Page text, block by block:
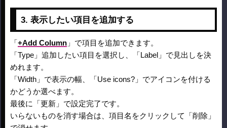
3. 表示したい項目を追加する
「+Add Column 」で項目を追加できます。
「Type」追加したい項目を選択し、「Label」で見出しを決
めれます。
「Width」で表示の幅、「Use icons?」でアイコンを付ける
かどうか選べます。
最後に「更新」で設定完了です。
いらないものを消す場合は、項目名をクリックして「削除」